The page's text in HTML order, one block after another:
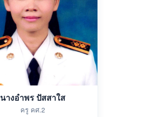
นางอำพร ปัสสาใส
ครู คศ.2